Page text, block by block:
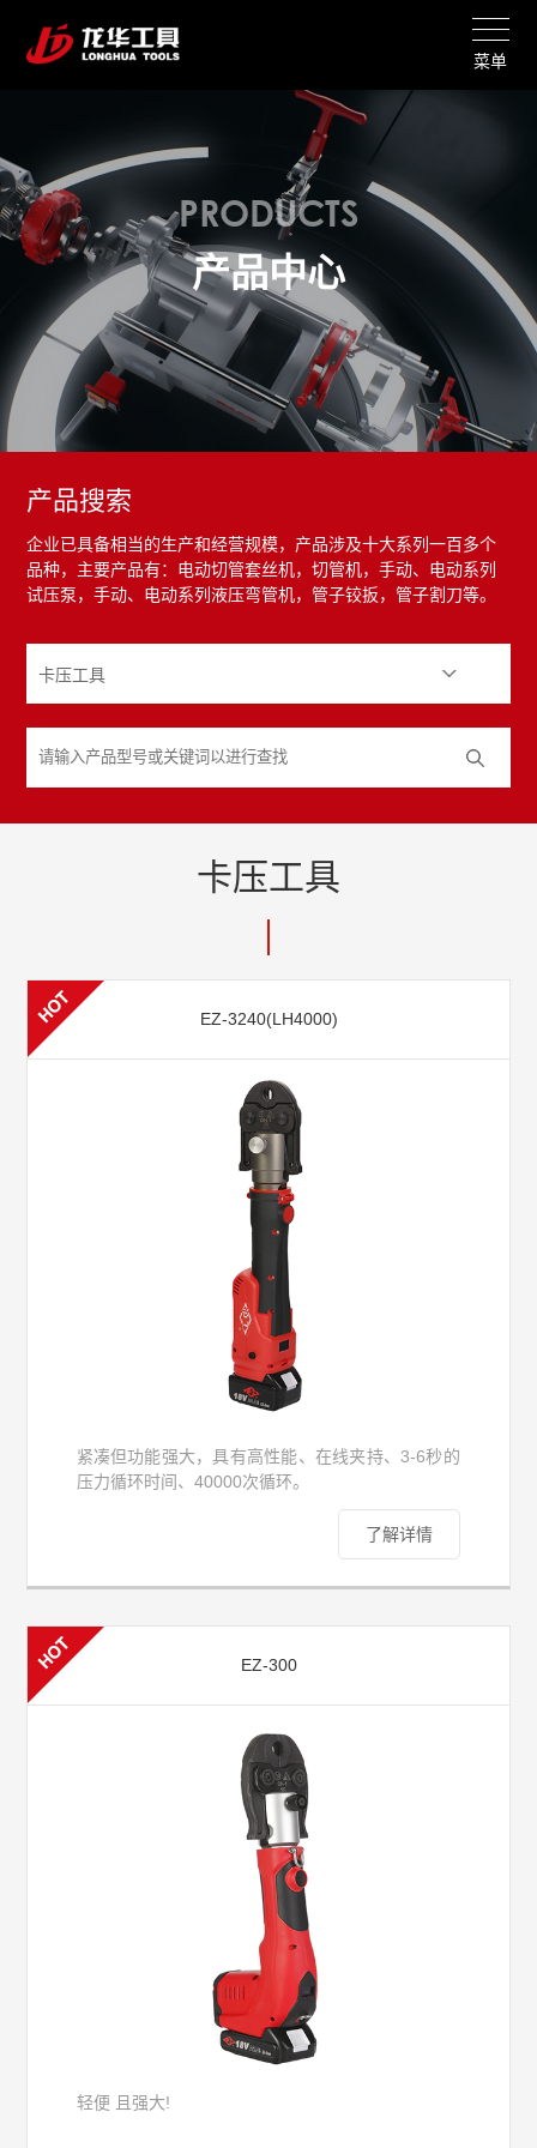
菜单
PRODUCTS
产品中心
产品搜索
企业已具备相当的生产和经营规模，产品涉及十大系列一百多个
品种，主要产品有：电动切管套丝机，切管机，手动、电动系列
试压泵，手动、电动系列液压弯管机，管子铰扳，管子割刀等。
卡压工具
EZ-3240(LH4000)
紧凑但功能强大，具有高性能、在线夹持、3-6秒的
压力循环时间、40000次循环。
了解详情
EZ-300
轻便 且强大!